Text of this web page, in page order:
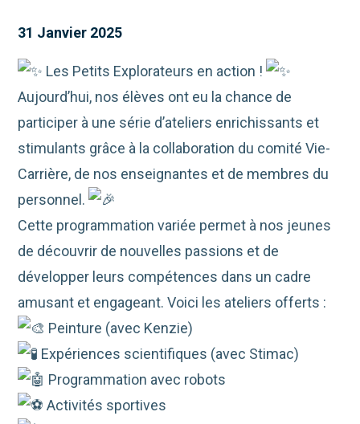
31 Janvier 2025
Les Petits Explorateurs en action !
Aujourd’hui, nos élèves ont eu la chance de
participer à une série d’ateliers enrichissants et
stimulants grâce à la collaboration du comité Vie-
Carrière, de nos enseignantes et de membres du
personnel.
Cette programmation variée permet à nos jeunes
de découvrir de nouvelles passions et de
développer leurs compétences dans un cadre
amusant et engageant. Voici les ateliers offerts :
Peinture (avec Kenzie)
Expériences scientifiques (avec Stimac)
Programmation avec robots
Activités sportives